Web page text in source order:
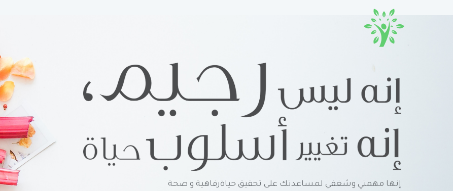
إنها مهمتي وشغفي لمساعدتك على تحقيق حياةرفاهية و صحة